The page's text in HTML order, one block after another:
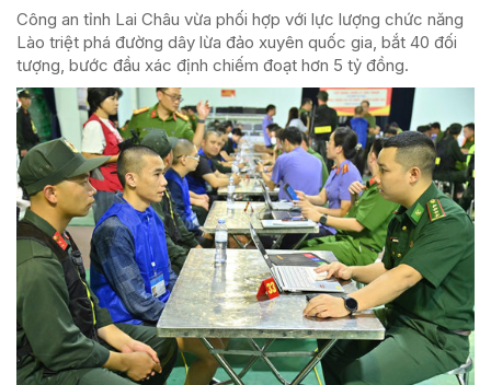
Công an tỉnh Lai Châu vừa phối hợp với lực lượng chức năng
Lào triệt phá đường dây lừa đảo xuyên quốc gia, bắt 40 đối
tượng, bước đầu xác định chiếm đoạt hơn 5 tỷ đồng.